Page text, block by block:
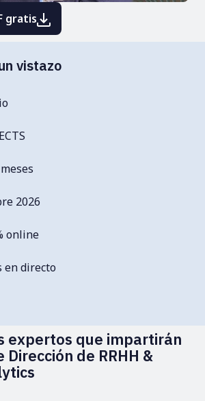
gratis
vistazo
2026
online
en directo
expertos que impartirán
de RRHH &